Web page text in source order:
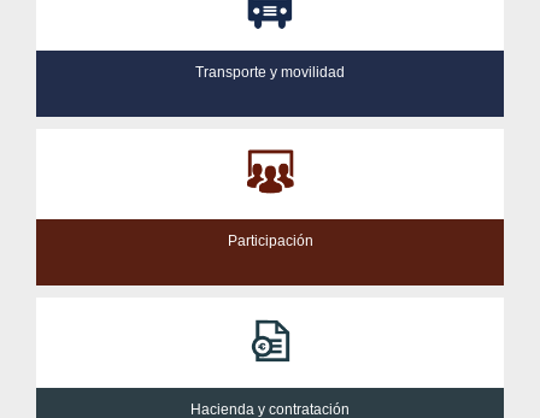
Transporte y movilidad
Participación
Hacienda y contratación